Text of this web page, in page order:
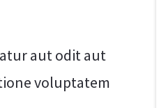
aut odit aut
voluptatem